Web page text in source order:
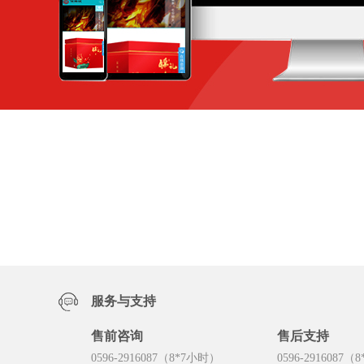
服务与支持
售前咨询
0596-2916087（8*7小时）
售后支持
0596-2916087（